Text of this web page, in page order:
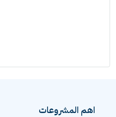
اهم المشروعات